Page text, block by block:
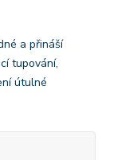
a přináší
tupování,
útulné